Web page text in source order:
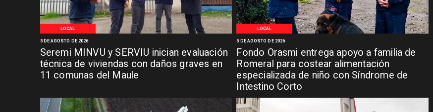
LOCAL
Seremi MINVU y SERVIU inician evaluación
técnica de viviendas con daños graves en
11 comunas del Maule
5 DE AGOSTO DE 2026
LOCAL
Fondo Orasmi entrega apoyo a familia de
Romeral para costear alimentación
especializada de niño con Síndrome de
Intestino Corto
5 DE AGOSTO DE 2026